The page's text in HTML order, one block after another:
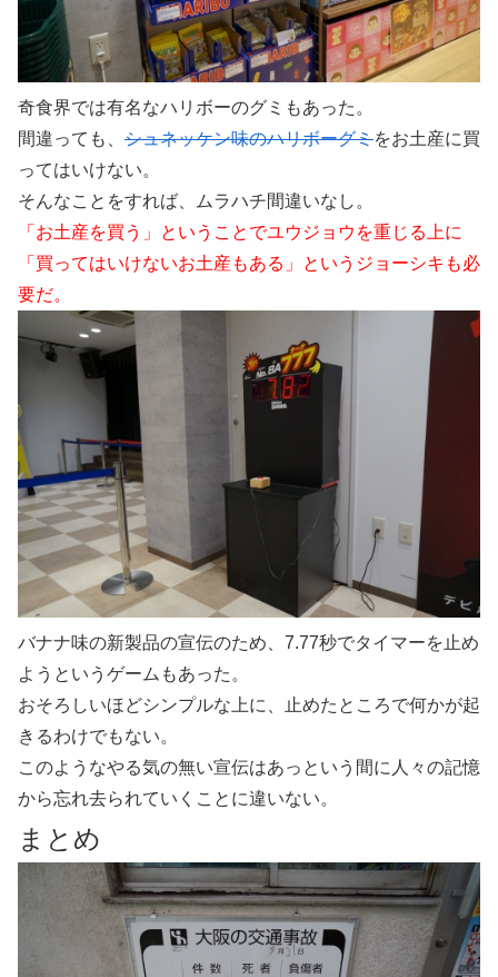
奇食界では有名なハリボーのグミもあった。
間違っても、 シュネッケン味のハリボーグミをお土産に買
ってはいけない。
そんなことをすれば、ムラハチ間違いなし。
「お土産を買う」ということでユウジョウを重じる上に
「買ってはいけないお土産もある」というジョーシキも必
要だ。
バナナ味の新製品の宣伝のため、7.77秒でタイマーを止め
ようというゲームもあった。
おそろしいほどシンプルな上に、止めたところで何かが起
きるわけでもない。
このようなやる気の無い宣伝はあっという間に人々の記憶
から忘れ去られていくことに違いない。
まとめ